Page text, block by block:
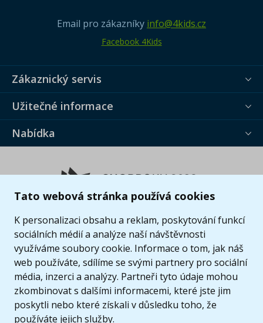
Tato webová stránka používá cookies
K personalizaci obsahu a reklam, poskytování funkcí
sociálních médií a analýze naší návštěvnosti
využíváme soubory cookie. Informace o tom, jak náš
web používáte, sdílíme se svými partnery pro sociální
média, inzerci a analýzy. Partneři tyto údaje mohou
zkombinovat s dalšími informacemi, které jste jim
poskytli nebo které získali v důsledku toho, že
používáte jejich služby.
Email pro zákazníky info@4kids.cz
Facebook 4Kids
Zákaznický servis
Užitečné informace
Nabídka